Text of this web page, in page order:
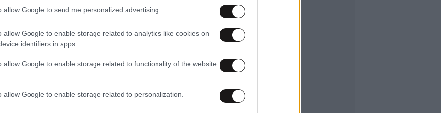
allow Google to send me personalized advertising.
allow Google to enable storage related to analytics like cookies on
identifiers in apps.
allow Google to enable storage related to functionality of the website
allow Google to enable storage related to personalization.
την προετοιμασία για τον αγώνα της με την
ανέφερε ο δημοσιογράφος, με την αναφορά
ο «Special One» να αναπαράγεται από όλα τα
1 hafta izin verdi.
bir kısmı maçın ardından